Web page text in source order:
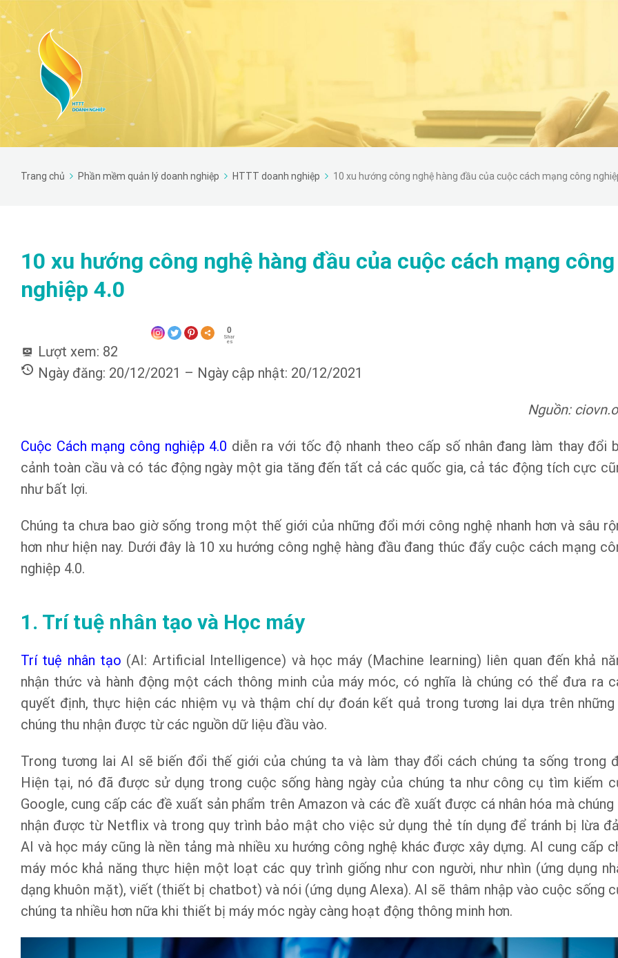
Trang chủ Phần mềm quản lý doanh nghiệp HTTT doanh nghiệp 10 xu hướng công nghệ hàng đầu của cuộc cách mạng công
10 xu hướng công nghệ hàng đầu của cuộc cách mạng công
nghiệp 4.0
0
Shar
es
Lượt xem: 82
Ngày đăng: 20/12/2021 – Ngày cập nhật: 20/12/2021
Nguồn:
Cuộc Cách mạng công nghiệp 4.0 diễn ra với tốc độ nhanh theo cấp số nhân đang làm thay đổi
cảnh toàn cầu và có tác động ngày một gia tăng đến tất cả các quốc gia, cả tác động tích cực
như bất lợi.
Chúng ta chưa bao giờ sống trong một thế giới của những đổi mới công nghệ nhanh hơn và sâu
hơn như hiện nay. Dưới đây là 10 xu hướng công nghệ hàng đầu đang thúc đẩy cuộc cách mạng
nghiệp 4.0.
1. Trí tuệ nhân tạo và Học máy
Trí tuệ nhân tạo (AI: Artificial Intelligence) và học máy (Machine learning) liên quan đến khả
nhận thức và hành động một cách thông minh của máy móc, có nghĩa là chúng có thể đưa ra
quyết định, thực hiện các nhiệm vụ và thậm chí dự đoán kết quả trong tương lai dựa trên những
chúng thu nhận được từ các nguồn dữ liệu đầu vào.
Trong tương lai AI sẽ biến đổi thế giới của chúng ta và làm thay đổi cách chúng ta sống trong
Hiện tại, nó đã được sử dụng trong cuộc sống hàng ngày của chúng ta như công cụ tìm kiếm
Google, cung cấp các đề xuất sản phẩm trên Amazon và các đề xuất được cá nhân hóa mà
nhận được từ Netflix và trong quy trình bảo mật cho việc sử dụng thẻ tín dụng để tránh bị lừa
AI và học máy cũng là nền tảng mà nhiều xu hướng công nghệ khác được xây dựng. AI cung cấp
máy móc khả năng thực hiện một loạt các quy trình giống như con người, như nhìn (ứng dụng
dạng khuôn mặt), viết (thiết bị chatbot) và nói (ứng dụng Alexa). AI sẽ thâm nhập vào cuộc sống
chúng ta nhiều hơn nữa khi thiết bị máy móc ngày càng hoạt động thông minh hơn.